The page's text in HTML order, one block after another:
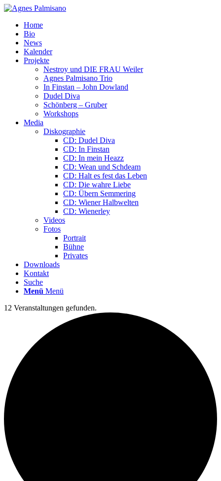
Home
Bio
News
Kalender
Projekte
Nestroy und DIE FRAU Weiler
Agnes Palmisano Trio
In Finstan – John Dowland
Dudel Diva
Schönberg – Gruber
Workshops
Media
Diskographie
CD: Dudel Diva
CD: In Finstan
CD: In mein Heazz
CD: Wean und Schdeam
CD: Halt es fest das Leben
CD: Die wahre Liebe
CD: Übern Semmering
CD: Wiener Halbwelten
CD: Wienerley
Videos
Fotos
Portrait
Bühne
Privates
Downloads
Kontakt
Suche
Menü Menü
12 Veranstaltungen gefunden.